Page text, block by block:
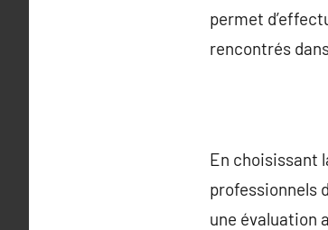
permet
rencontrés
En choisissant
professionnels
une évaluation